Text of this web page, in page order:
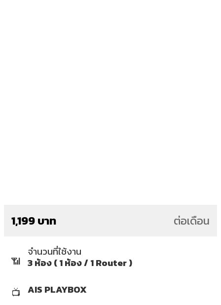
1,199 บาท ต่อเดือน
📶
จำนวนที่ใช้งาน
3 ห้อง ( 1 ห้อง / 1 Router )
📺 AIS PLAYBOX